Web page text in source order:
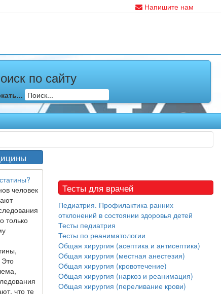
Напишите нам
по сайту
человек
только
что те
Тесты для врачей
Педиатрия. Профилактика ранних
отклонений в состоянии здоровья детей
Тесты педиатрия
Тесты по реаниматологии
Общая хирургия (асептика и антисептика)
Общая хирургия (местная анестезия)
Общая хирургия (кровотечение)
Общая хирургия (наркоз и реанимация)
Общая хирургия (переливание крови)